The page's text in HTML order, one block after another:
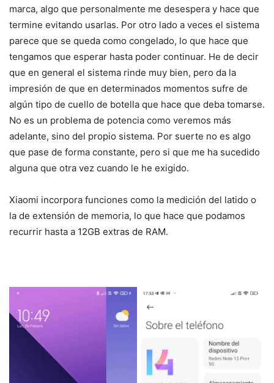
marca, algo que personalmente me desespera y hace que
termine evitando usarlas. Por otro lado a veces el sistema
parece que se queda como congelado, lo que hace que
tengamos que esperar hasta poder continuar. He de decir
que en general el sistema rinde muy bien, pero da la
impresión de que en determinados momentos sufre de
algún tipo de cuello de botella que hace que deba tomarse.
No es un problema de potencia como veremos más
adelante, sino del propio sistema. Por suerte no es algo
que pase de forma constante, pero si que me ha sucedido
alguna que otra vez cuando le he exigido.
Xiaomi incorpora funciones como la medición del latido o
la de extensión de memoria, lo que hace que podamos
recurrir hasta a 12GB extras de RAM.